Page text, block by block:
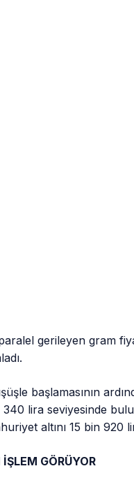
gerileyen gram
başlamasının
340 lira seviyesinde
altını 15 bin 920
GÖRÜYOR